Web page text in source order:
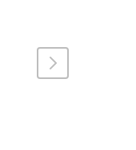
DR BROWN'S
Vaso 10oz Cheers Rosa